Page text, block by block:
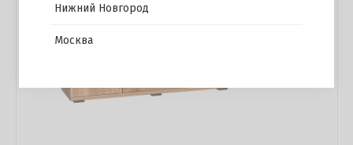
Нижний Новгород
Москва